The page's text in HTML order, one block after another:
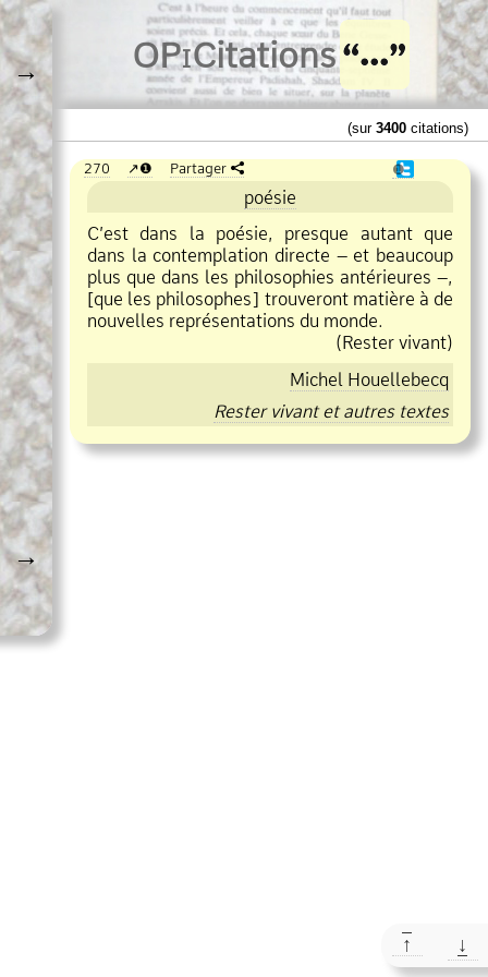
→
→
OPiCitations
(sur 3400 citations)
270 ❶ Partager ❶
poésie
C’est dans la poésie, presque autant que
dans la contemplation directe – et beaucoup
plus que dans les philosophies antérieures –,
[que les philosophes] trouveront matière à de
nouvelles représentations du monde.
(Rester vivant)
Michel Houellebecq
Rester vivant et autres textes
↑ ↓